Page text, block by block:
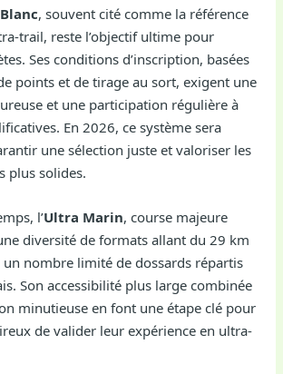
, souvent cité comme la référence
trail, reste l’objectif ultime pour
Ses conditions d’inscription, basées
points et de tirage au sort, exigent une
et une participation régulière à
En 2026, ce système sera
une sélection juste et valoriser les
plus solides.
l’Ultra Marin, course majeure
diversité de formats allant du 29 km
un nombre limité de dossards répartis
Son accessibilité plus large combinée
minutieuse en font une étape clé pour
de valider leur expérience en ultra-